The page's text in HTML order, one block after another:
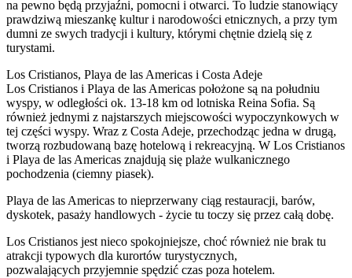
na pewno będą przyjaźni, pomocni i otwarci. To ludzie stanowiący
prawdziwą mieszankę kultur i narodowości etnicznych, a przy tym
dumni ze swych tradycji i kultury, którymi chętnie dzielą się z
turystami.
Los Cristianos, Playa de las Americas i Costa Adeje
Los Cristianos i Playa de las Americas położone są na południu
wyspy, w odległości ok. 13-18 km od lotniska Reina Sofia. Są
również jednymi z najstarszych miejscowości wypoczynkowych w
tej części wyspy. Wraz z Costa Adeje, przechodząc jedna w drugą,
tworzą rozbudowaną bazę hotelową i rekreacyjną. W Los Cristianos
i Playa de las Americas znajdują się plaże wulkanicznego
pochodzenia (ciemny piasek).
Playa de las Americas to nieprzerwany ciąg restauracji, barów,
dyskotek, pasaży handlowych - życie tu toczy się przez całą dobę.
Los Cristianos jest nieco spokojniejsze, choć również nie brak tu
atrakcji typowych dla kurortów turystycznych,
pozwalających przyjemnie spędzić czas poza hotelem.